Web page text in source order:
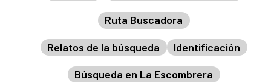
Ruta Buscadora
Relatos de la búsqueda Identificación
Búsqueda en La Escombrera